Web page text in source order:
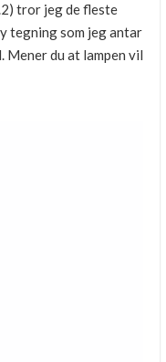
tror jeg de fleste
tegning som jeg antar
du at lampen vil